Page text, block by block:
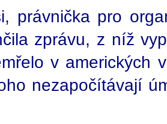
právnička pro
zprávu, z níž
v amerických
nezapočítávají